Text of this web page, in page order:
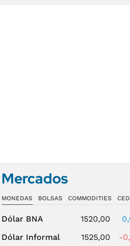
Mercados
MONEDAS BOLSAS COMMODITIES
Dólar BNA 1520,00
Dólar Informal
1525,00
-